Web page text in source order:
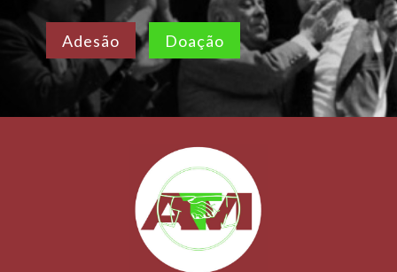
Adesão Doação